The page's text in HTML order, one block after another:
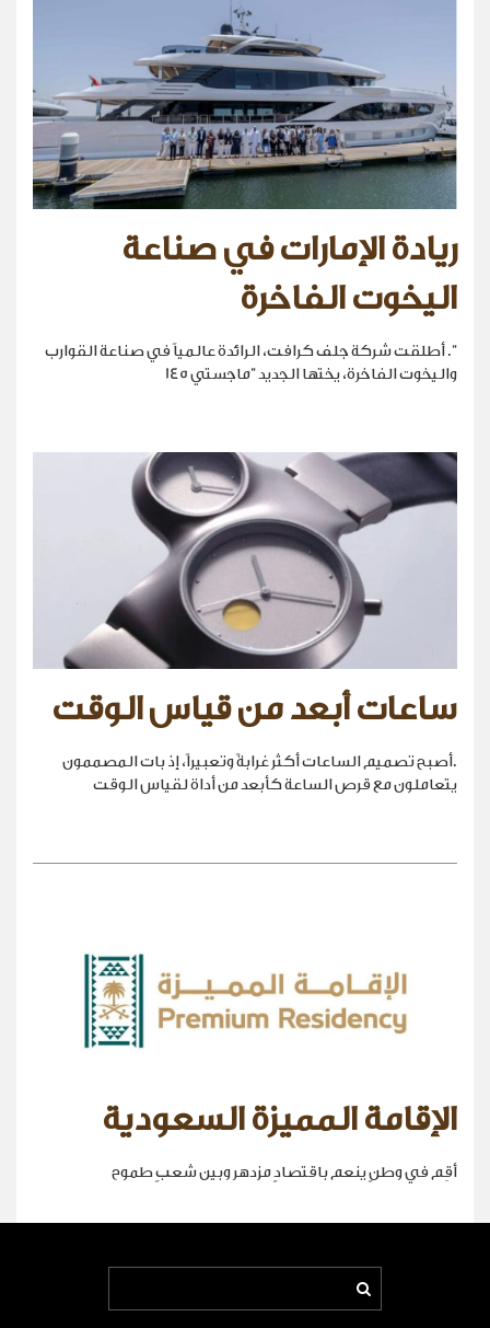
ريادة الإمارات في صناعة
اليخوت الفاخرة
". أطلقت شركة جلف كرافت، الرائدة عالمياً في صناعة القوارب
واليخوت الفاخرة، يختها الجديد "ماجستي 145
ساعات أبعد من قياس الوقت
.أصبح تصميم الساعات أكثر غرابةً وتعبيراً، إذ بات المصممون
يتعاملون مع قرص الساعة كأبعد من أداة لقياس الوقت
الإقامة المميزة السعودية
أقِم في وطنٍ ينعم باقتصادٍ مزدهر وبين شعبٍ طموح